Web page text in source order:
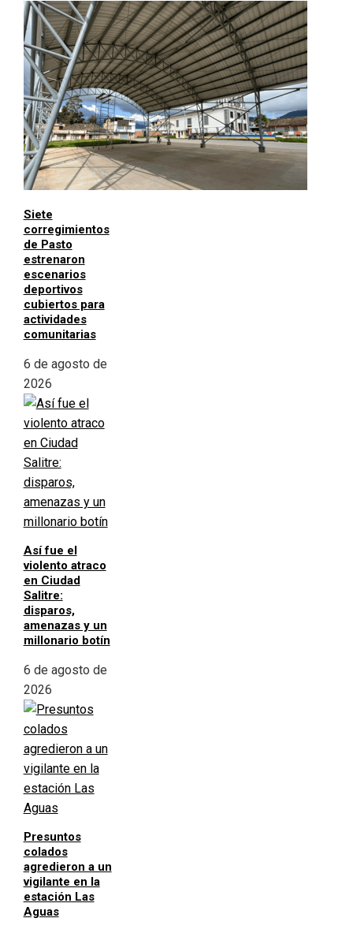
Siete
corregimientos
de Pasto
estrenaron
escenarios
deportivos
cubiertos para
actividades
comunitarias
6 de agosto de
2026
Así fue el
violento atraco
en Ciudad
Salitre:
disparos,
amenazas y un
millonario botín
6 de agosto de
2026
Presuntos
colados
agredieron a un
vigilante en la
estación Las
Aguas